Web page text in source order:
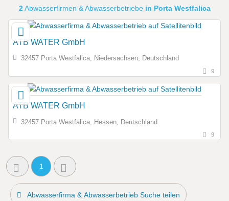
2Abwasserfirmen & Abwasserbetriebe in Porta Westfalica
ATB WATER GmbH
32457 Porta Westfalica, Niedersachsen, Deutschland
9
ATB WATER GmbH
32457 Porta Westfalica, Hessen, Deutschland
9
1
Abwasserfirma & Abwasserbetrieb Suche teilen